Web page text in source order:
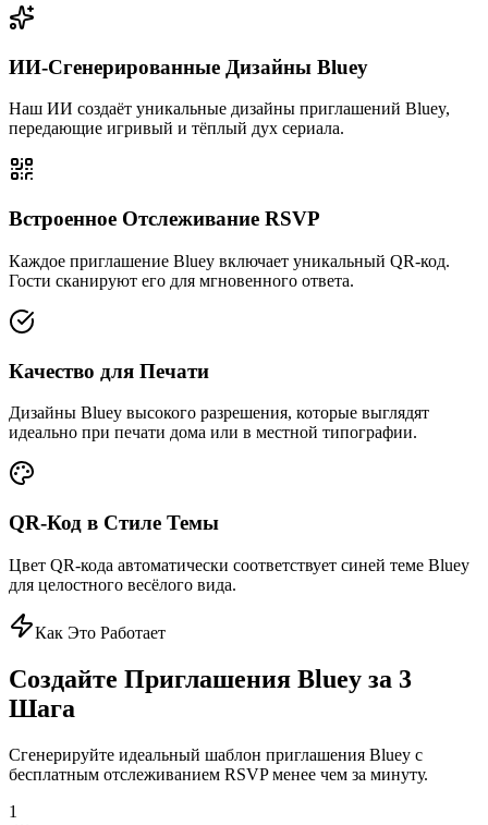
ИИ-Сгенерированные Дизайны Bluey
Наш ИИ создаёт уникальные дизайны приглашений Bluey,
передающие игривый и тёплый дух сериала.
Встроенное Отслеживание RSVP
Каждое приглашение Bluey включает уникальный QR-код.
Гости сканируют его для мгновенного ответа.
Качество для Печати
Дизайны Bluey высокого разрешения, которые выглядят
идеально при печати дома или в местной типографии.
QR-Код в Стиле Темы
Цвет QR-кода автоматически соответствует синей теме Bluey
для целостного весёлого вида.
Как Это Работает
Создайте Приглашения Bluey за 3
Шага
Сгенерируйте идеальный шаблон приглашения Bluey с
бесплатным отслеживанием RSVP менее чем за минуту.
1